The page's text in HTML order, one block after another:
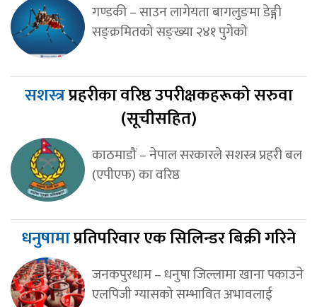
गण्डकी – साउन लागेयता बागलुङमा डेङ्गी
सङ्क्रमितको सङ्ख्या २४१ पुगेको
सशस्त्रप्रहरीका वरिष्ठ उपरीक्षकहरूको सरुवा
(सूचीसहित)
काठमाडौं – नेपाल सरकारले सशस्त्र प्रहरी बल
(एपीएफ) का वरिष्ठ
धनुषामाप्रतिपरिवार एक सिलिन्डर बिक्री गरिने
जनकपुरधाम – धनुषा जिल्लामा खाना पकाउने
एलपिजी ग्यासको सम्भावित अभावलाई